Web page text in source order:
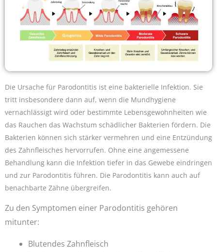
Die Ursache für Parodontitis ist eine bakterielle Infektion. Sie
tritt insbesondere dann auf, wenn die Mundhygiene
vernachlässigt wird oder bestimmte Lebensgewohnheiten wie
das Rauchen das Wachstum schädlicher Bakterien fördern. Die
Bakterien können sich stärker vermehren und eine Entzündung
des Zahnfleisches hervorrufen. Ohne eine angemessene
Behandlung kann die Infektion tiefer in das Gewebe eindringen
und zur Parodontitis führen. Die Parodontitis kann auch auf
benachbarte Zähne übergreifen.
Zu den Symptomen einer Parodontitis gehören
mitunter:
Blutendes Zahnfleisch